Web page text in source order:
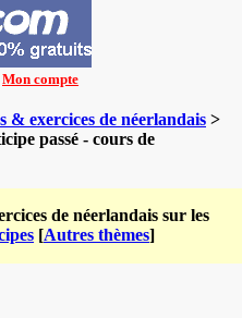
Mon compte
& exercices de néerlandais >
passé - cours de
de néerlandais sur les
[Autres thèmes]